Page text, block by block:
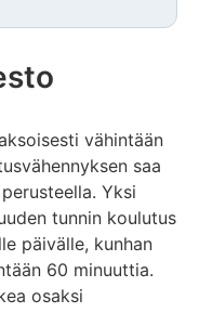
vähintään
saa
Yksi
tunnin koulutus
päivälle, kunhan
60 minuuttia.
osaksi